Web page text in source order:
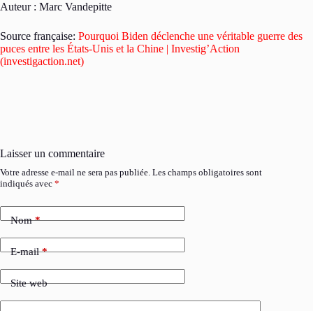
Auteur : Marc Vandepitte
Source française: Pourquoi Biden déclenche une véritable guerre des
puces entre les États-Unis et la Chine | Investig’Action
(investigaction.net)
Laisser un commentaire
Votre adresse e-mail ne sera pas publiée. Les champs obligatoires sont
indiqués avec *
Nom*
E-mail*
Site web